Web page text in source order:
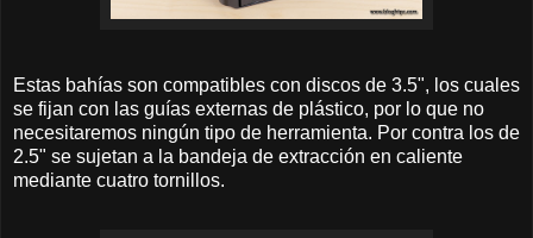
Estas bahías son compatibles con discos de 3.5", los cuales
se fijan con las guías externas de plástico, por lo que no
necesitaremos ningún tipo de herramienta. Por contra los de
2.5" se sujetan a la bandeja de extracción en caliente
mediante cuatro tornillos.